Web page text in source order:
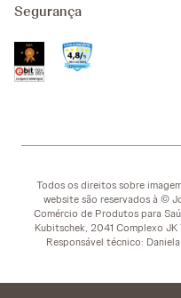
Segurança
Todos os direitos sobre
website são reservados à ©
Comércio de Produtos para
Kubitschek, 2041 Complexo
Responsável técnico: